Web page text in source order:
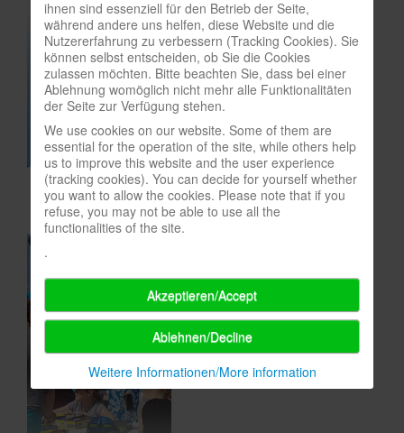
In eigener Sache-On our own behalf
Archivierte Meldungen-News archive
ihnen sind essenziell für den Betrieb der Seite,
während andere uns helfen, diese Website und die
Nutzererfahrung zu verbessern (Tracking Cookies). Sie
können selbst entscheiden, ob Sie die Cookies
zulassen möchten. Bitte beachten Sie, dass bei einer
Ablehnung womöglich nicht mehr alle Funktionalitäten
der Seite zur Verfügung stehen.
We use cookies on our website. Some of them are
essential for the operation of the site, while others help
us to improve this website and the user experience
(tracking cookies). You can decide for yourself whether
you want to allow the cookies. Please note that if you
refuse, you may not be able to use all the
functionalities of the site.
.
Akzeptieren/Accept
Ablehnen/Decline
Weitere Informationen/More information